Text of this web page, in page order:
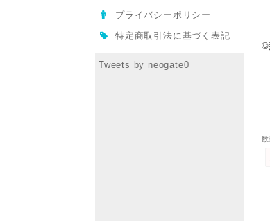
プライバシーポリシー
特定商取引法に基づく表記
Tweets by neogate0
©︎
数